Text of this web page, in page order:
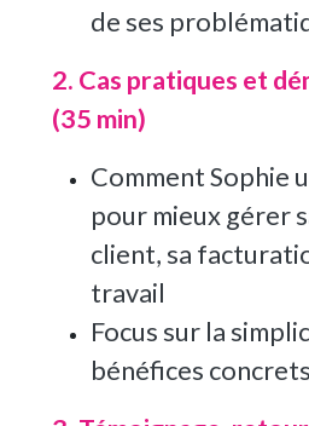
de ses
2. Cas pratiques et
(35 min)
Comment Sophie
pour mieux gérer
client, sa
travail
Focus sur la
bénéfices concrets